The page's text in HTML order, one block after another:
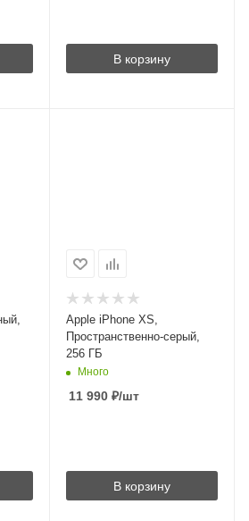
В корзину
Apple iPhone XS,
Пространственно-серый,
256 ГБ
Много
11 990₽/шт
В корзину